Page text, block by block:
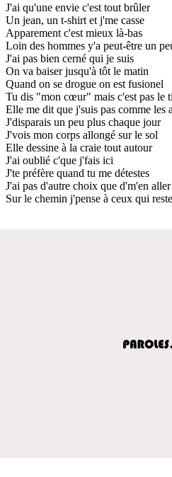
J'ai qu'une envie c'est tout brûler
Un jean, un t-shirt et j'me casse
Apparement c'est mieux là-bas
Loin des hommes y'a peut-être un
J'ai pas bien cerné qui je suis
On va baiser jusqu'à tôt le matin
Quand on se drogue on est fusionel
Tu dis "mon cœur" mais c'est pas le
Elle me dit que j'suis pas comme les
J'disparais un peu plus chaque jour
J'vois mon corps allongé sur le sol
Elle dessine à la craie tout autour
J'ai oublié c'que j'fais ici
J'te préfère quand tu me détestes
J'ai pas d'autre choix que d'm'en aller
Sur le chemin j'pense à ceux qui